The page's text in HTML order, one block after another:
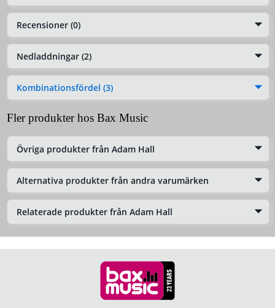
Recensioner (0)
Nedladdningar (2)
Kombinationsfördel (3)
Fler produkter hos Bax Music
Övriga produkter från Adam Hall
Alternativa produkter från andra varumärken
Relaterade produkter från Adam Hall